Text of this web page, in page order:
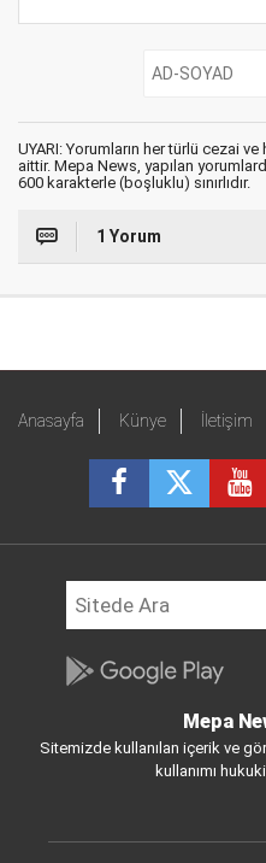
UYARI: Yorumların her türlü cezai
aittir. Mepa News, yapılan
600 karakterle (boşluklu) sınırlıdır.
1 Yorum
Anasayfa Künye İletişim
Mepa
Sitemizde kullanılan içerik ve
kullanımı